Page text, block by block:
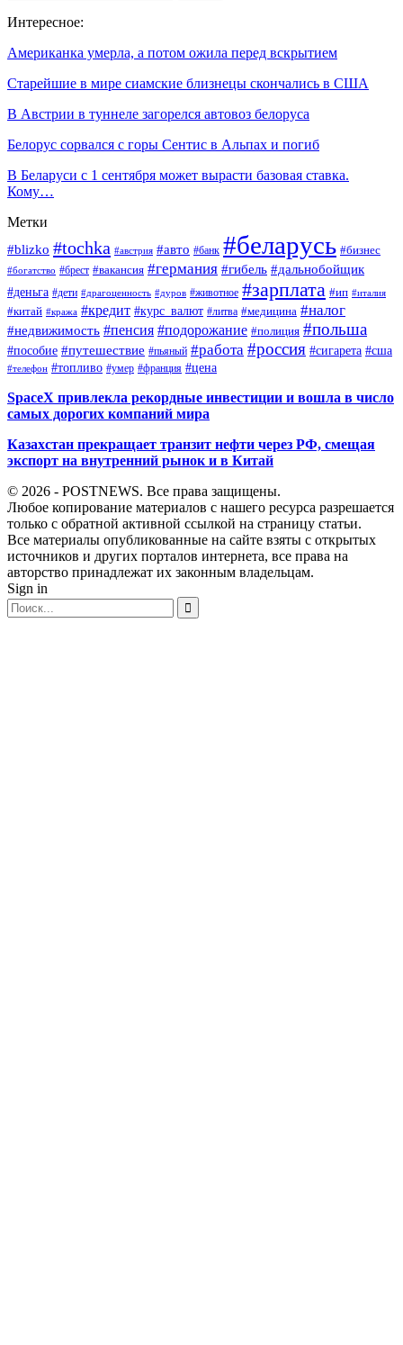
Интересное:
Американка умерла, а потом ожила перед вскрытием
Старейшие в мире сиамские близнецы скончались в США
В Австрии в туннеле загорелся автовоз белоруса
Белорус сорвался с горы Сентис в Альпах и погиб
В Беларуси с 1 сентября может вырасти базовая ставка.
Кому…
Метки
#blizko #tochka #австрия #авто #банк #беларусь #бизнес
#богатство #брест #вакансия #германия #гибель #дальнобойщик
#деньга #дети #драгоценность #дуров #животное #зарплата #ип #италия
#китай #кража #кредит #курс_валют #литва #медицина #налог
#недвижимость #пенсия #подорожание #полиция #польша
#пособие #путешествие #пьяный #работа #россия #сигарета #сша
#телефон #топливо #умер #франция #цена
SpaceX привлекла рекордные инвестиции и вошла в число
самых дорогих компаний мира
Казахстан прекращает транзит нефти через РФ, смещая
экспорт на внутренний рынок и в Китай
© 2026 - POSTNEWS. Все права защищены.
Любое копирование материалов с нашего ресурса разрешается
только с обратной активной ссылкой на страницу статьи.
Все материалы опубликованные на сайте взяты с открытых
источников и других порталов интернета, все права на
авторство принадлежат их законным владельцам.
Sign in